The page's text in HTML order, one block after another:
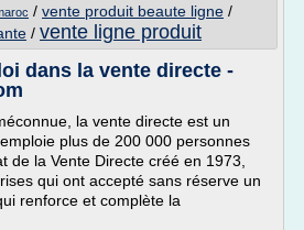
/ vente produit beaute ligne /
/ vente ligne produit
dans la vente directe -
la vente directe est un
plus de 200 000 personnes
de la Vente Directe créé en 1973,
qui ont accepté sans réserve un
renforce et complète la